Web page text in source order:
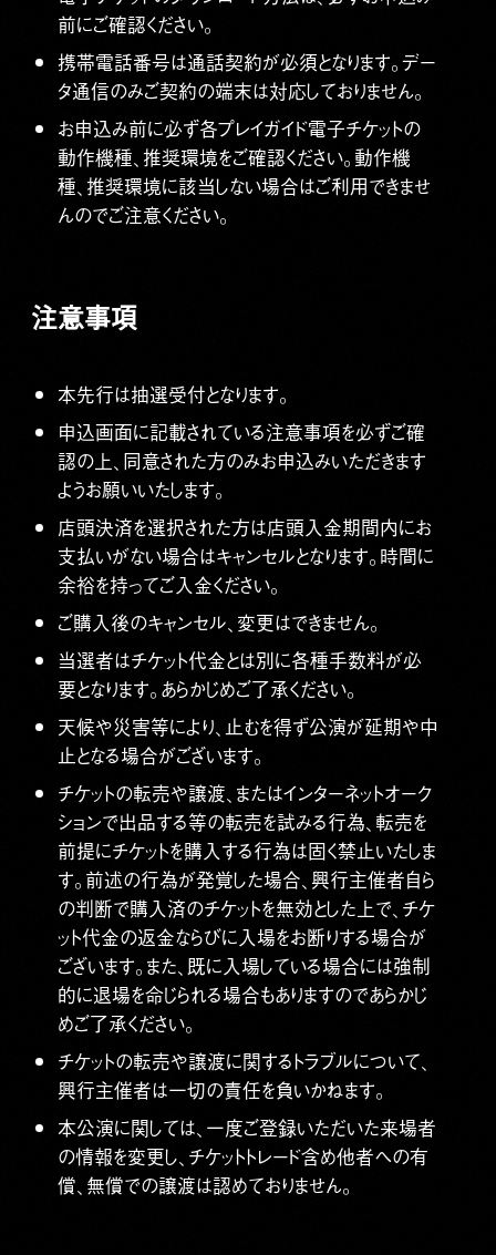
前にご確認ください。
携帯電話番号は通話契約が必須となります。デー
タ通信のみご契約の端末は対応しておりません。
お申込み前に必ず各プレイガイド電子チケットの
動作機種、推奨環境をご確認ください。動作機
種、推奨環境に該当しない場合はご利用できませ
んのでご注意ください。
注意事項
本先行は抽選受付となります。
申込画面に記載されている注意事項を必ずご確
認の上、同意された方のみお申込みいただきます
ようお願いいたします。
店頭決済を選択された方は店頭入金期間内にお
支払いがない場合はキャンセルとなります。時間に
余裕を持ってご入金ください。
ご購入後のキャンセル、変更はできません。
当選者はチケット代金とは別に各種手数料が必
要となります。あらかじめご了承ください。
天候や災害等により、止むを得ず公演が延期や中
止となる場合がございます。
チケットの転売や譲渡、またはインターネットオーク
ションで出品する等の転売を試みる行為、転売を
前提にチケットを購入する行為は固く禁止いたしま
す。前述の行為が発覚した場合、興行主催者自ら
の判断で購入済のチケットを無効とした上で、チケ
ット代金の返金ならびに入場をお断りする場合が
ございます。また、既に入場している場合には強制
的に退場を命じられる場合もありますのであらかじ
めご了承ください。
チケットの転売や譲渡に関するトラブルについて、
興行主催者は一切の責任を負いかねます。
本公演に関しては、一度ご登録いただいた来場者
の情報を変更し、チケットトレード含め他者への有
償、無償での譲渡は認めておりません。